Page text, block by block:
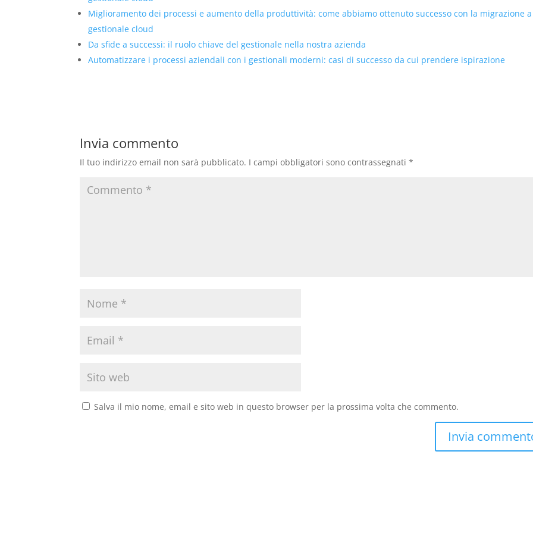
Miglioramento dei processi e aumento della produttività: come abbiamo ottenuto successo con la migrazione
gestionale cloud
Da sfide a successi: il ruolo chiave del gestionale nella nostra azienda
Automatizzare i processi aziendali con i gestionali moderni: casi di successo da cui prendere ispirazione
Invia commento
Il tuo indirizzo email non sarà pubblicato. I campi obbligatori sono contrassegnati*
Salva il mio nome, email e sito web in questo browser per la prossima volta che commento.